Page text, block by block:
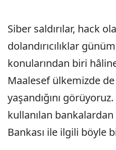
Siber saldırılar, hack
dolandırıcılıklar
konularından biri
Maalesef ülkemizde de
yaşandığını
kullanılan
Bankası ile ilgili böyle